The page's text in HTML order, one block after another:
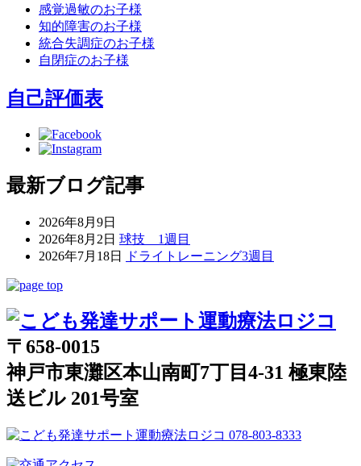
感覚過敏のお子様
知的障害のお子様
統合失調症のお子様
自閉症のお子様
自己評価表
最新ブログ記事
2026年8月9日
2026年8月2日 球技 1週目
2026年7月18日
ドライトレーニング3週目
〒658-0015
神戸市東灘区本山南町7丁目4-31 極東陸
送ビル 201号室